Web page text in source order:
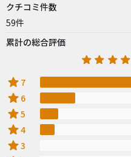
クチコミ件数
59件
累計の総合評価
star 7
star 6
star5
star4
star3